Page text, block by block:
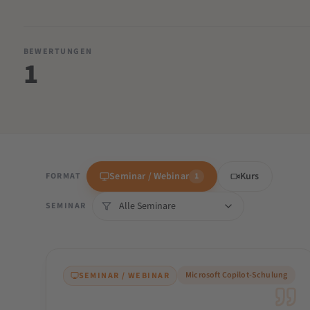
BEWERTUNGEN
1
FORMAT Seminar / Webinar 1 Kurs
SEMINAR
SEMINAR / WEBINAR Microsoft Copilot-Schulung